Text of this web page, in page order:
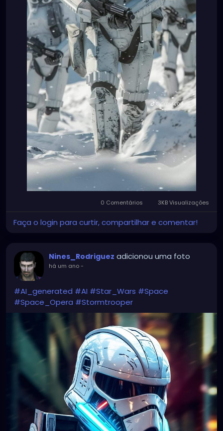
0 Comentários 3KB Visualizações
Faça o login para curtir, compartilhar e comentar!
Nines_Rodriguez adicionou uma foto
há um ano-
#AI_generated #AI #Star_Wars #Space
#Space_Opera #Stormtrooper